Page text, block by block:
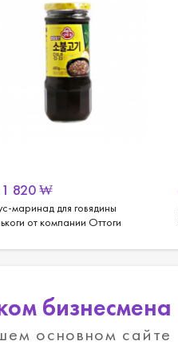
1 820₩
маринад для говядины
от компании Оттоги
бизнесмена
основном сайте